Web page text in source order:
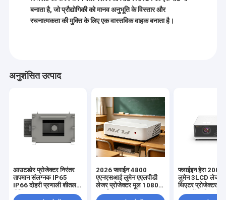
घर
उत्पादों
हमारे बारे में
बनाता है, जो प्रौद्योगिकी को मानव अनुभूति के विस्तार और
रचनात्मकता की मुक्ति के लिए एक वास्तविक वाहक बनाता है।
अनुशंसित उत्पाद
आउटडोर प्रोजेक्टर निरंतर
तापमान संलग्नक IP65
IP66 दोहरी प्रणाली शीतलन
हीटिंग 15-50°C 5000-
2026 फ्लाईन 4800
एएनएसआई लुमेन एएलपीडी
लेजर प्रोजेक्टर मूल 1080p
समर्थन 4K यूएसटी अल्ट्रा
फ्लाईइन हेरा
लुमेन 3LCD लेजर
थिएटर प्रोजेक्टर
एन्हांसमेंट और
उद्यम है। उत्पाद विकास, उत्पादन और बिक्री के साथ एकीकृत।
हमारी कंपनी दिसंबर 2013 में स्थापित किया गया था,और उसी वर्ष
FLYIN ब्रांड को सफलतापूर्वक पंजीकृत किया गया था।. दिसंबर